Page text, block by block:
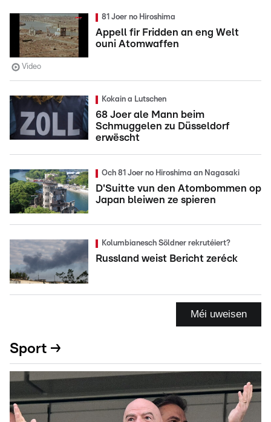
81 Joer no Hiroshima
Appell fir Fridden an eng Welt
ouni Atomwaffen
Video
Kokain a Lutschen
68 Joer ale Mann beim
Schmuggelen zu Düsseldorf
erwëscht
Och 81 Joer no Hiroshima an Nagasaki
D'Suitte vun den Atombommen op
Japan bleiwen ze spieren
Kolumbianesch Söldner rekrutéiert?
Russland weist Bericht zeréck
Méi uweisen
Sport →